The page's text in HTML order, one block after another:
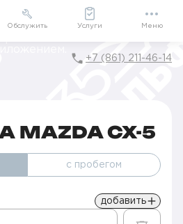
Подарки внутри
+7 (861) 211-46-14
CX-5
с пробегом
добавить
Обслужить Услуги Меню